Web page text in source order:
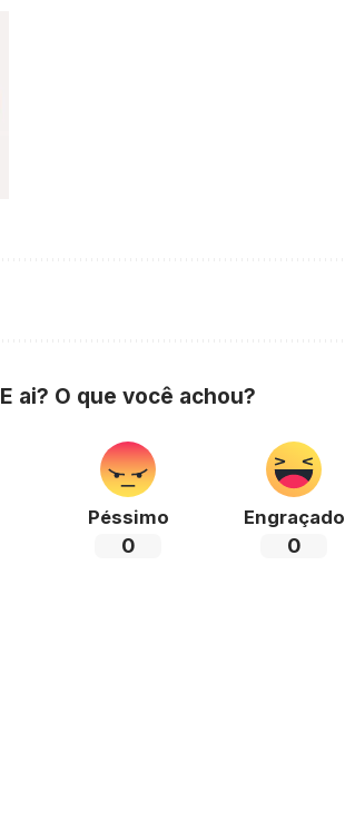
E ai? O que você achou?
Péssimo
0
Engraçado
0